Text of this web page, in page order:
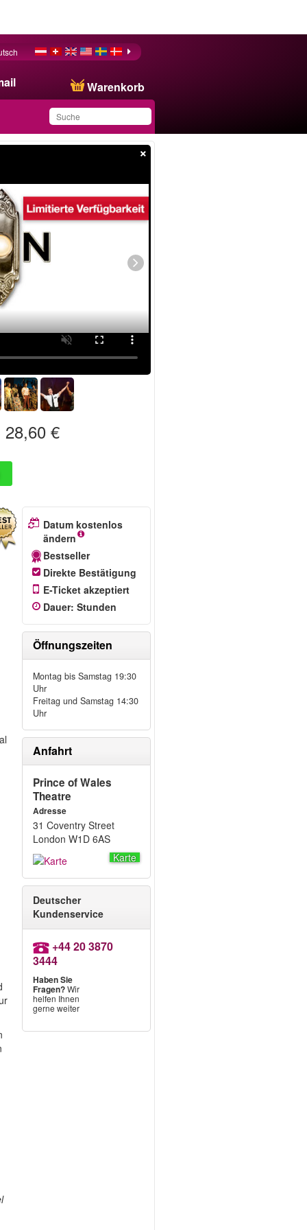
Warenkorb
gespeichert
×
28,60 €
Datum kostenlos
ändern
Bestseller
Direkte Bestätigung
E-Ticket akzeptiert
Dauer: Stunden
Öffnungszeiten
Montag bis Samstag 19:30
Uhr
Freitag und Samstag 14:30
Uhr
Anfahrt
Prince of Wales
Theatre
Adresse
31 Coventry Street
London W1D 6AS
Karte
Deutscher
Kundenservice
+44 20 3870
3444
Haben Sie
Fragen?Wir
helfen Ihnen
gerne weiter